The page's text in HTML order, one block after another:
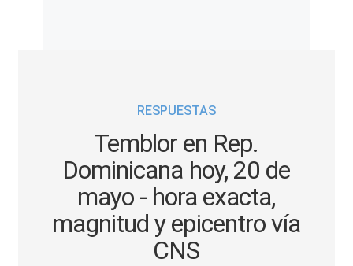
Tendencias Mix
RESPUESTAS
Temblor en Rep.
Dominicana hoy, 20 de
mayo - hora exacta,
magnitud y epicentro vía
CNS